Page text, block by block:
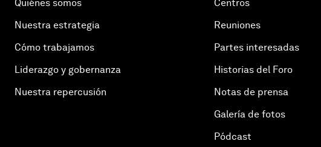
Quiénes somos
Nuestra estrategia
Cómo trabajamos
Liderazgo y gobernanza
Nuestra repercusión
Centros
Reuniones
Partes interesadas
Historias del Foro
Notas de prensa
Galería de fotos
Pódcast